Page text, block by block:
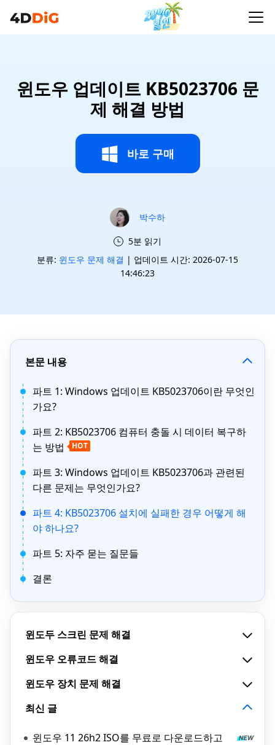
윈도우 업데이트 KB5023706 문
제 해결 방법
바로 구매
박수하
5분 읽기
분류: 윈도우 문제 해결 | 업데이트 시간: 2026-07-15
14:46:23
본문 내용
파트 1: Windows 업데이트 KB5023706이란 무엇인
가요?
파트 2: KB5023706 컴퓨터 충돌 시 데이터 복구하
는 방법
HOT
파트 3: Windows 업데이트 KB5023706과 관련된
다른 문제는 무엇인가요?
파트 4: KB5023706 설치에 실패한 경우 어떻게 해
야 하나요?
파트 5: 자주 묻는 질문들
결론
윈도두 스크린 문제 해결
윈도우 오류코드 해결
윈도우 장치 문제 해결
최신 글
윈도우 11 26h2 ISO를 무료로 다운로드하고